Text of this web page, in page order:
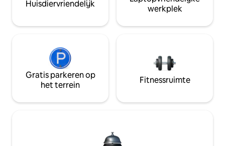
Huisdiervriendelijk
werkplek
Gratis parkeren op
het terrein
Fitnessruimte